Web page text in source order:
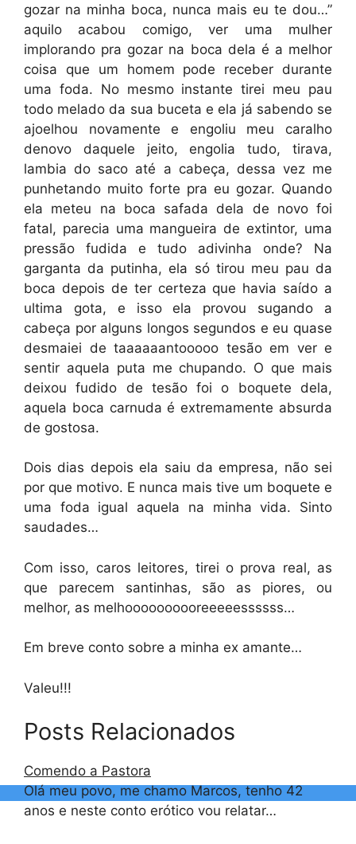
gozar na minha boca, nunca mais eu te dou…”
aquilo acabou comigo, ver uma mulher
implorando pra gozar na boca dela é a melhor
coisa que um homem pode receber durante
uma foda. No mesmo instante tirei meu pau
todo melado da sua buceta e ela já sabendo se
ajoelhou novamente e engoliu meu caralho
denovo daquele jeito, engolia tudo, tirava,
lambia do saco até a cabeça, dessa vez me
punhetando muito forte pra eu gozar. Quando
ela meteu na boca safada dela de novo foi
fatal, parecia uma mangueira de extintor, uma
pressão fudida e tudo adivinha onde? Na
garganta da putinha, ela só tirou meu pau da
boca depois de ter certeza que havia saído a
ultima gota, e isso ela provou sugando a
cabeça por alguns longos segundos e eu quase
desmaiei de taaaaaantooooo tesão em ver e
sentir aquela puta me chupando. O que mais
deixou fudido de tesão foi o boquete dela,
aquela boca carnuda é extremamente absurda
de gostosa.
Dois dias depois ela saiu da empresa, não sei
por que motivo. E nunca mais tive um boquete e
uma foda igual aquela na minha vida. Sinto
saudades…
Com isso, caros leitores, tirei o prova real, as
que parecem santinhas, são as piores, ou
melhor, as melhoooooooooreeeeessssss…
Em breve conto sobre a minha ex amante…
Valeu!!!
Posts Relacionados
Comendo a Pastora
Olá meu povo, me chamo Marcos, tenho 42
anos e neste conto erótico vou relatar…